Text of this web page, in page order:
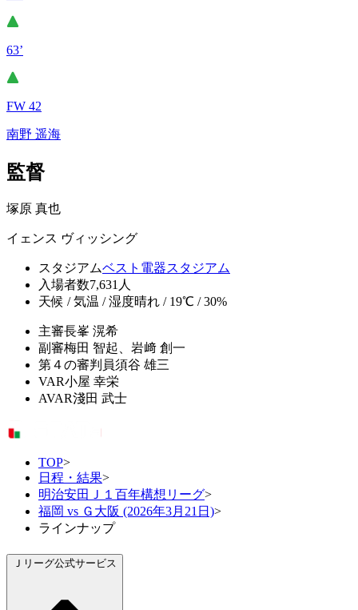
63’
FW 42
南野 遥海
監督
塚原 真也
イェンス ヴィッシング
スタジアムベスト電器スタジアム
入場者数7,631人
天候 / 気温 / 湿度晴れ / 19℃ / 30%
主審長峯 滉希
副審梅田 智起、岩﨑 創一
第４の審判員須谷 雄三
VAR小屋 幸栄
AVAR淺田 武士
TOP>
日程・結果>
明治安田Ｊ１百年構想リーグ>
福岡 vs Ｇ大阪 (2026年3月21日)>
ラインナップ
Ｊリーグ公式サービス